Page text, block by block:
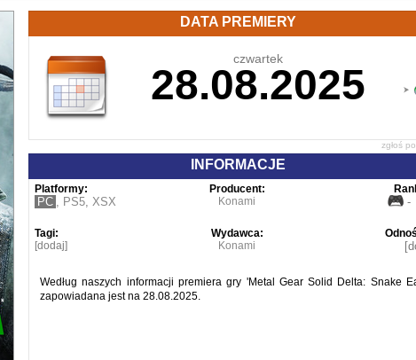
DATA PREMIERY
czwartek
28.08.2025
zgłoś
INFORMACJE
Platformy:
PC , PS5, XSX
Producent:
Konami
-
Tagi:
[dodaj]
Wydawca:
Konami
Według naszych informacji premiera gry 'Metal Gear Solid Delta: Snake
zapowiadana jest na 28.08.2025.